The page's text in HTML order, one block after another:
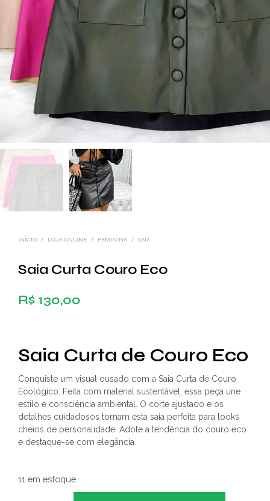
INÍCIO / LOJA ONLINE / FEMININA / SAIA
Saia Curta Couro Eco
R$ 130,00
Saia Curta de Couro Eco
Conquiste um visual ousado com a Saia Curta de Couro
Ecológico. Feita com material sustentável, essa peça une
estilo e consciência ambiental. O corte ajustado e os
detalhes cuidadosos tornam esta saia perfeita para looks
cheios de personalidade. Adote a tendência do couro eco
e destaque-se com elegância.
11 em estoque